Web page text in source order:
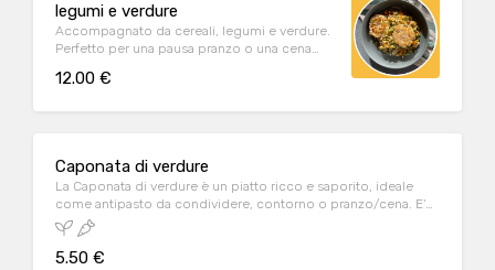
legumi e verdure
Accompagnato da cereali, legumi e verdure.
Perfetto per una pausa pranzo o una cena
12.00 €
Caponata di verdure
La Caponata di verdure è un piatto ricco e saporito, ideale
come antipasto da condividere, contorno o pranzo/cena. E'
un piatto vegetariano e vegano.
5.50 €